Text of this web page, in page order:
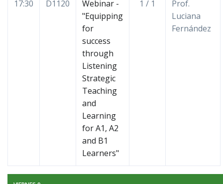
17:30 D1120
Webinar -
"Equipping
for
success
through
Listening
Strategic
Teaching
and
Learning
for A1, A2
and B1
Learners"
1 / 1
Prof.
Luciana
Fernández